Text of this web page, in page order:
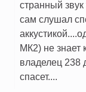
странный звук
сам слушал
МК2) не знает
владелец 238
спасет....